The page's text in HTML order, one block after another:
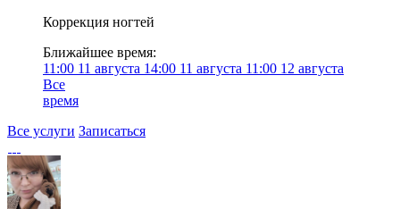
Коррекция ногтей
Ближайшее время:
11:00 11 августа 14:00 11 августа 11:00 12 августа
Все
время
Все услуги Записаться